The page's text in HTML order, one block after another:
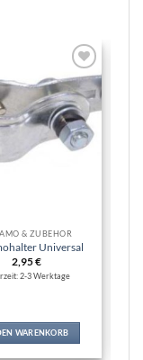
Zur
Wunschliste
hinzufügen
& ZUBEHÖR
Universal
2,95€
2-3 Werktage
WARENKORB